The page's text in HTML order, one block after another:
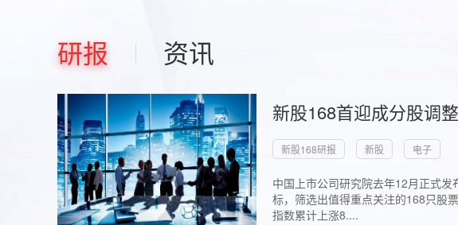
研报 资讯
新股168首迎成分股调
新股168研报 新股 电子
中国上市公司研究院去年12月正式
标，筛选出值得重点关注的168只股
指数累计上涨8....